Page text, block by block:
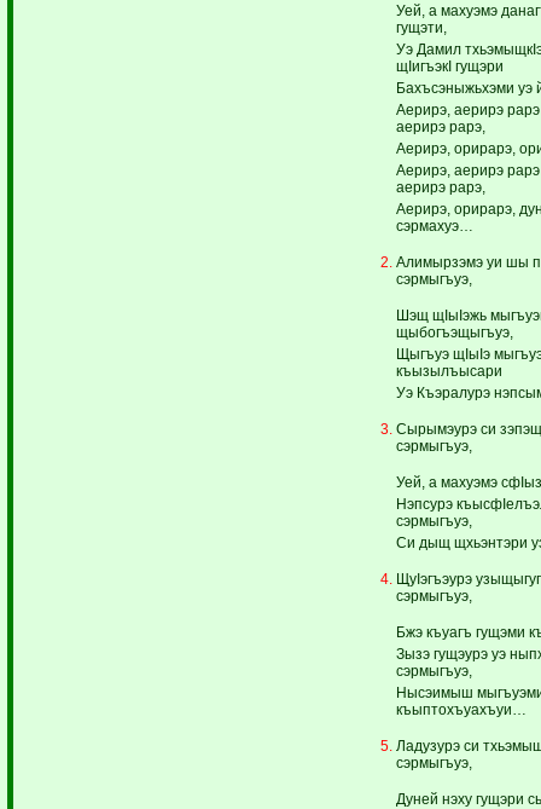
Уей, а махуэмэ
гущэти,
Уэ Дамил
щIигъэкI гущэри
Бахъсэныжьхэми уэ
Аерирэ, аерирэ
аерирэ рарэ,
Аерирэ, орирарэ,
Аерирэ, аерирэ
аерирэ рарэ,
Аерирэ, орирарэ,
сэрмахуэ…
Алимырзэмэ уи шы
сэрмыгъуэ,
Шэщ щIыIэжь
щыбогъэщыгъуэ,
Щыгъуэ щIыIэ
къызылъысари
Уэ Къэралурэ
Сырымэурэ си
сэрмыгъуэ,
Уей, а махуэмэ
Нэпсурэ
сэрмыгъуэ,
Си дыщ щхьэнтэри
ЩуIэгъэурэ
сэрмыгъуэ,
Бжэ къуагъ гущэми
Зызэ гущэурэ уэ
сэрмыгъуэ,
Нысэимыш
къыптохъуахъуи…
Ладузурэ си
сэрмыгъуэ,
Дуней нэху гущэри